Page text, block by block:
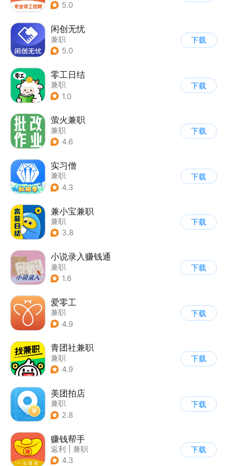
5.0
闲创无忧
兼职
5.0
下载
零工日结
兼职
1.0
下载
萤火兼职
兼职
4.6
下载
实习僧
兼职
4.3
下载
兼小宝兼职
兼职
3.8
下载
小说录入赚钱通
兼职
1.6
下载
爱零工
兼职
4.9
下载
青团社兼职
兼职
4.9
下载
美团拍店
兼职
2.8
下载
赚钱帮手
返利
兼职
4.3
下载